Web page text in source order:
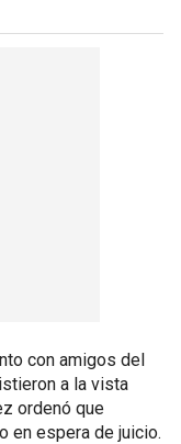
con amigos del
a la vista
ordenó que
en espera de juicio.